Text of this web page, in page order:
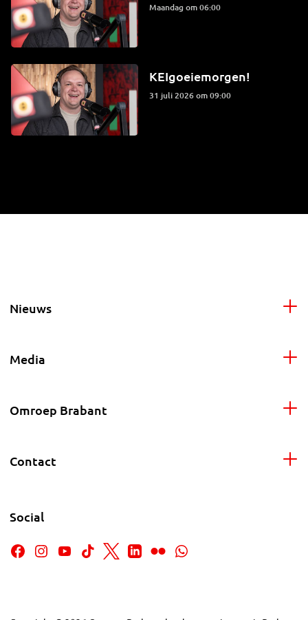
maandag om 06:00
KEIgoeiemorgen!
31 juli 2026 om 09:00
Nieuws
Media
Omroep Brabant
Contact
Social